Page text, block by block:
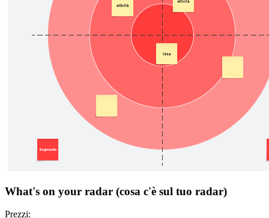
What's on your radar (cosa c'è sul tuo radar)
Prezzi: